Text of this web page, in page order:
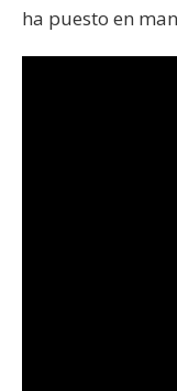
ha puesto en